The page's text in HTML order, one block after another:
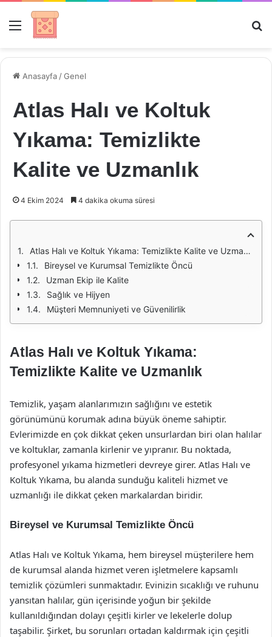
Menü
Anasayfa /Genel
Atlas Halı ve Koltuk
Yıkama: Temizlikte
Kalite ve Uzmanlık
4 Ekim 2024 4 dakika okuma süresi
Atlas Halı ve Koltuk Yıkama: Temizlikte Kalite ve Uzmanlık
Bireysel ve Kurumsal Temizlikte Öncü
Uzman Ekip ile Kalite
Sağlık ve Hijyen
Müşteri Memnuniyeti ve Güvenilirlik
Atlas Halı ve Koltuk Yıkama:
Temizlikte Kalite ve Uzmanlık
Temizlik, yaşam alanlarımızın sağlığını ve estetik
görünümünü korumak adına büyük öneme sahiptir.
Evlerimizde en çok dikkat çeken unsurlardan biri olan halılar
ve koltuklar, zamanla kirlenir ve yıpranır. Bu noktada,
profesyonel yıkama hizmetleri devreye girer. Atlas Halı ve
Koltuk Yıkama, bu alanda sunduğu kaliteli hizmet ve
uzmanlığı ile dikkat çeken markalardan biridir.
Bireysel ve Kurumsal Temizlikte Öncü
Atlas Halı ve Koltuk Yıkama, hem bireysel müşterilere hem
de kurumsal alanda hizmet veren işletmelere kapsamlı
temizlik çözümleri sunmaktadır. Evinizin sıcaklığı ve ruhunu
yansıtan halılar, gün içerisinde yoğun bir şekilde
kullanıldığından dolayı çeşitli kirler ve lekelerle dolup
taşabilir. Şirket, bu sorunları ortadan kaldırmak için çeşitli